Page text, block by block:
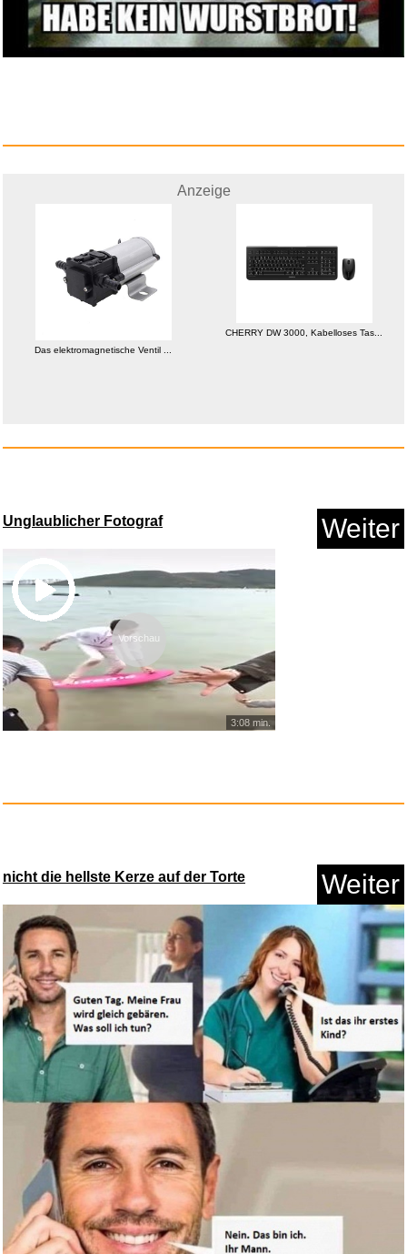
Steiff Hello Kitty Anhäng...
Stratovarious - Infinite Visio...
Anzeige
Nintendo Switch-Netzteil...
Anzeige
Das elektromagnetische Ventil ...
CHERRY DW 3000, Kabelloses Tas...
Unglaublicher Fotograf Weiter
Vorschau
3:08 min.
nicht die hellste Kerze auf der Torte Weiter